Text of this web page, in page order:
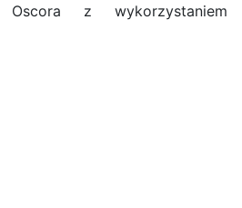
z wykorzystaniem